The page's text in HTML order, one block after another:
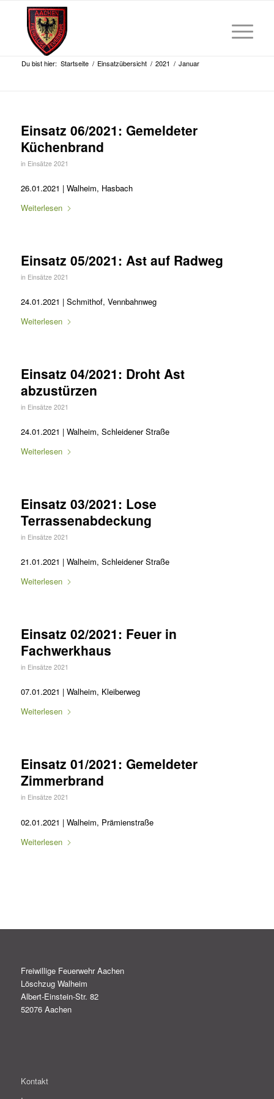
Du bist hier: Startseite / Einsatzübersicht / 2021 / Januar
Einsatz 06/2021: Gemeldeter
Küchenbrand
in Einsätze 2021
26.01.2021 | Walheim, Hasbach
Weiterlesen
Einsatz 05/2021: Ast auf Radweg
in Einsätze 2021
24.01.2021 | Schmithof, Vennbahnweg
Weiterlesen
Einsatz 04/2021: Droht Ast
abzustürzen
in Einsätze 2021
24.01.2021 | Walheim, Schleidener Straße
Weiterlesen
Einsatz 03/2021: Lose
Terrassenabdeckung
in Einsätze 2021
21.01.2021 | Walheim, Schleidener Straße
Weiterlesen
Einsatz 02/2021: Feuer in
Fachwerkhaus
in Einsätze 2021
07.01.2021 | Walheim, Kleiberweg
Weiterlesen
Einsatz 01/2021: Gemeldeter
Zimmerbrand
in Einsätze 2021
02.01.2021 | Walheim, Prämienstraße
Weiterlesen
Freiwillige Feuerwehr Aachen
Löschzug Walheim
Albert-Einstein-Str. 82
52076 Aachen
Kontakt